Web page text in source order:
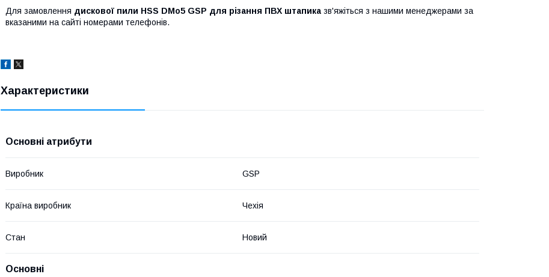
Для замовлення дискової пили HSS DMo5 GSP для різання ПВХ штапика зв'яжіться з нашими менеджерами за
вказаними на сайті номерами телефонів.
Характеристики
Основні атрибути
Виробник GSP
Країна виробник Чехія
Стан Новий
Основні